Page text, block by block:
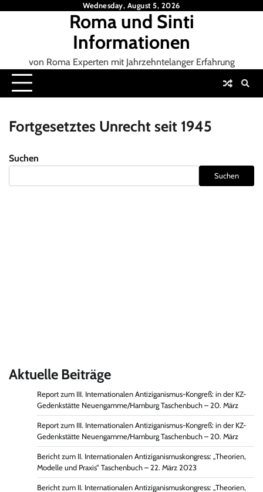
Wednesday, August 5, 2026
Roma und Sinti
Informationen
von Roma Experten mit Jahrzehntelanger Erfahrung
Fortgesetztes Unrecht seit 1945
Suchen
Suchen
Aktuelle Beiträge
Report zum III. Internationalen Antiziganismus-Kongreß: in der KZ-
Gedenkstätte Neuengamme/Hamburg Taschenbuch – 20. März
Report zum III. Internationalen Antiziganismus-Kongreß: in der KZ-
Gedenkstätte Neuengamme/Hamburg Taschenbuch – 20. März
Bericht zum II. Internationalen Antiziganismuskongress: „Theorien,
Modelle und Praxis“ Taschenbuch – 22. März 2023
Bericht zum II. Internationalen Antiziganismuskongress: „Theorien,